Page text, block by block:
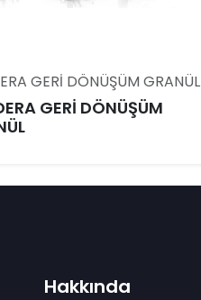
GERİ DÖNÜŞÜM GRANÜL
GERİ DÖNÜŞÜM
Hakkında